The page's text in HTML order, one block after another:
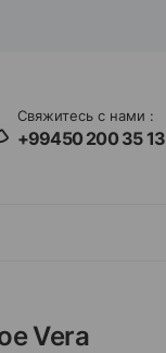
Свяжитесь с нами :
+99450 200 35 13
Vera